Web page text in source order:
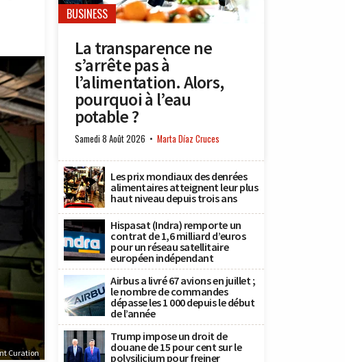
Curation
BUSINESS
La transparence ne
s’arrête pas à
l’alimentation. Alors,
pourquoi à l’eau
potable ?
Samedi 8 Août 2026 Marta Díaz Cruces
Les prix mondiaux des denrées
alimentaires atteignent leur plus
haut niveau depuis trois ans
Hispasat (Indra) remporte un
contrat de 1,6 milliard d’euros
pour un réseau satellitaire
européen indépendant
Airbus a livré 67 avions en juillet ;
le nombre de commandes
dépasse les 1 000 depuis le début
de l’année
Trump impose un droit de
douane de 15 pour cent sur le
polysilicium pour freiner